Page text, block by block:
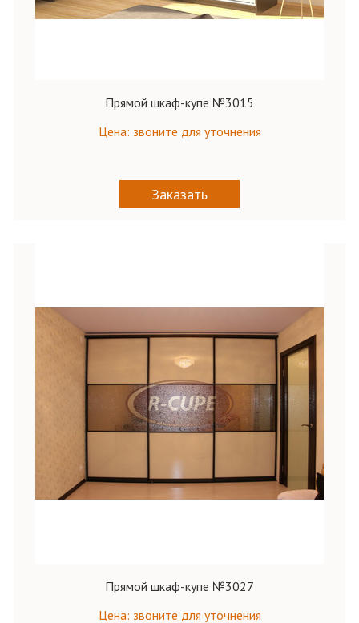
Прямой шкаф-купе №3015
Цена: звоните для уточнения
Заказать
Прямой шкаф-купе №3027
Цена: звоните для уточнения